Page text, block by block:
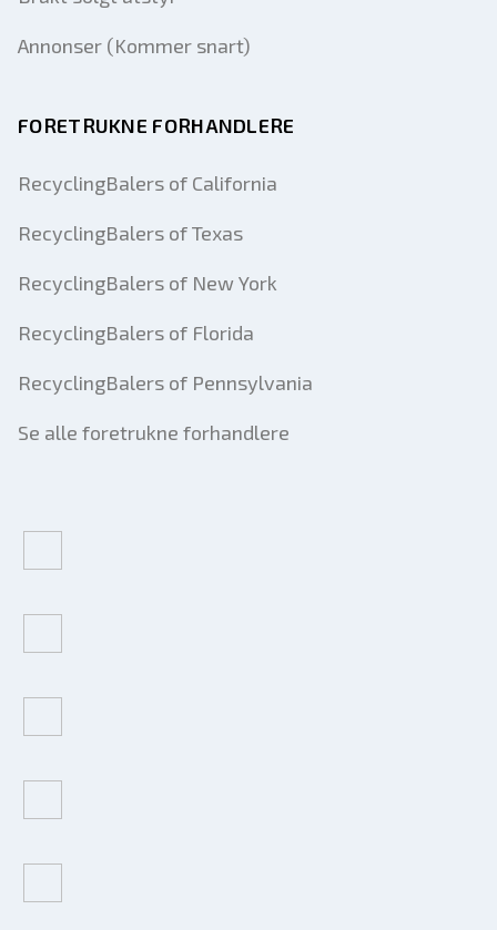
Annonser (Kommer snart)
FORETRUKNE FORHANDLERE
RecyclingBalers of California
RecyclingBalers of Texas
RecyclingBalers of New York
RecyclingBalers of Florida
RecyclingBalers of Pennsylvania
Se alle foretrukne forhandlere